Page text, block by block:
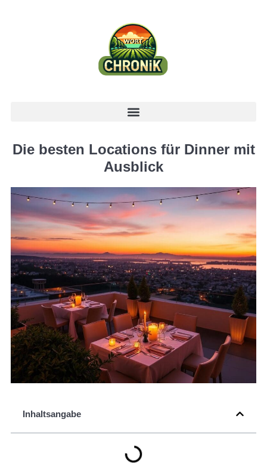
Die besten Locations für Dinner mit
Ausblick
Inhaltsangabe